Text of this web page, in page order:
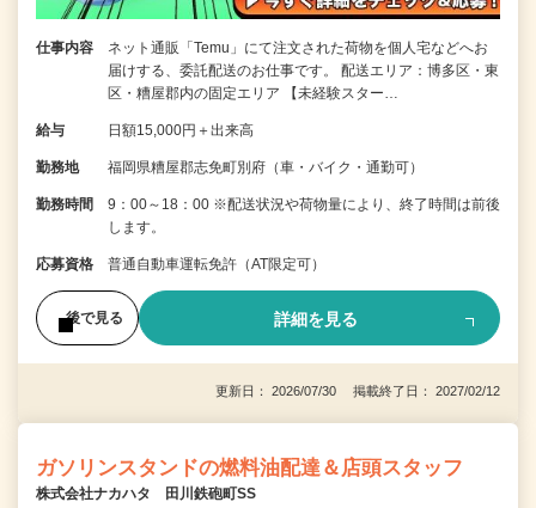
仕事内容
ネット通販「Temu」にて注文された荷物を個人宅などへお
届けする、委託配送のお仕事です。 配送エリア：博多区・東
区・糟屋郡内の固定エリア 【未経験スター…
給与 日額15,000円＋出来高
勤務地 福岡県糟屋郡志免町別府（車・バイク・通勤可）
勤務時間
9：00～18：00 ※配送状況や荷物量により、終了時間は前後
します。
応募資格 普通自動車運転免許（AT限定可）
後で見る 詳細を見る
更新日： 2026/07/30 掲載終了日： 2027/02/12
ガソリンスタンドの燃料油配達＆店頭スタッフ
株式会社ナカハタ 田川鉄砲町SS